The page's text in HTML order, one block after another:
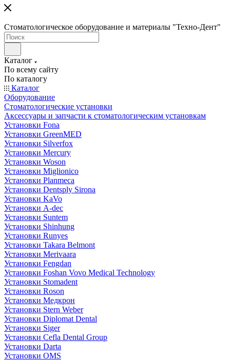
Стоматологическое оборудование и материалы "Техно-Дент"
Каталог
По всему сайту
По каталогу
Каталог
Оборудование
Стоматологические установки
Аксессуары и запчасти к стоматологическим установкам
Установки Fona
Установки GreenMED
Установки Silverfox
Установки Mercury
Установки Woson
Установки Miglionico
Установки Planmeca
Установки Dentsply Sirona
Установки KaVo
Установки A-dec
Установки Suntem
Установки Shinhung
Установки Runyes
Установки Takara Belmont
Установки Merivaara
Установки Fengdan
Установки Foshan Vovo Medical Technology
Установки Stomadent
Установки Roson
Установки Медкрон
Установки Stern Weber
Установки Diplomat Dental
Установки Siger
Установки Cefla Dental Group
Установки Darta
Установки OMS